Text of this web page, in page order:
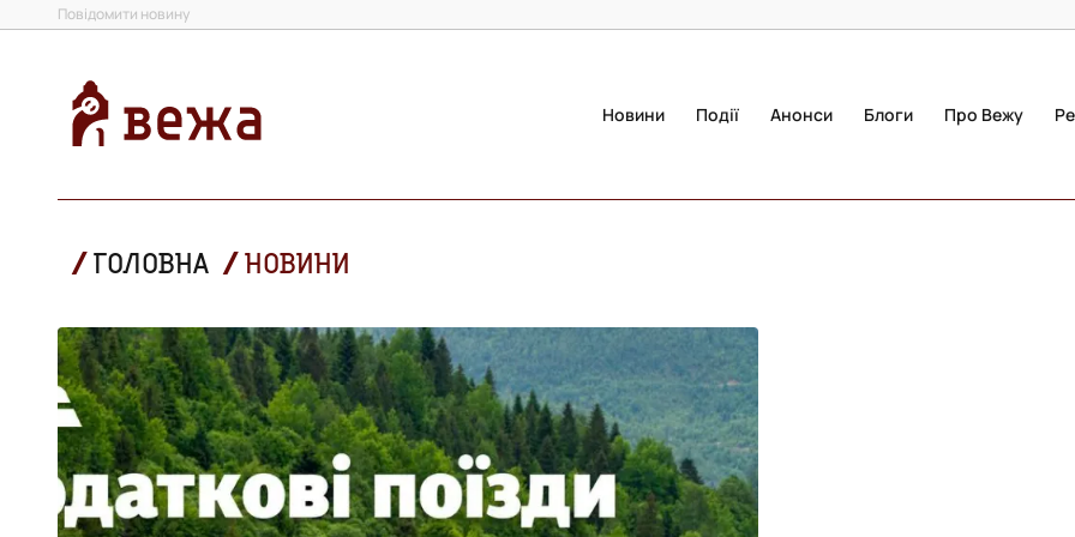
Повідомити новину
Новини Події Анонси Блоги Про Вежу
ГОЛОВНА НОВИНИ